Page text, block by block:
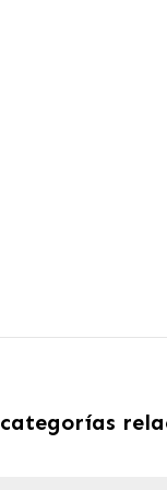
categorías